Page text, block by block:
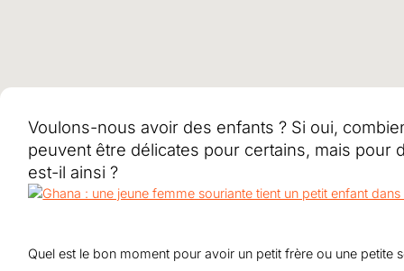
Testament et legs
Philanthropie
Coopération entre entreprises
Séisme au Venezuela
Aide à l'Ukraine
Rapport annuel et finances
Afrique
Amérique latine
Moyen-Orient et Europe
Voulons-nous avoir des enfants ? Si oui,
peuvent être délicates pour certains, mais
est-il ainsi ?
Quel est le bon moment pour avoir un petit frère ou une petite